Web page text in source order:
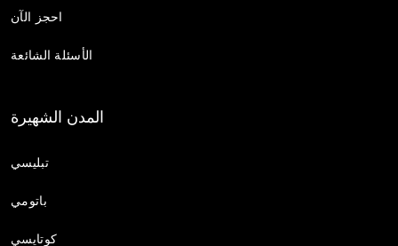
احجز الآن
الأسئلة الشائعة
المدن الشهيرة
تبليسي
باتومي
كوتايسي